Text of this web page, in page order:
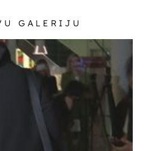
GALERIJU